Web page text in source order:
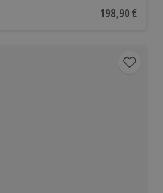
auf 20 Bewertungen
Aktueller Preis
198,90 €